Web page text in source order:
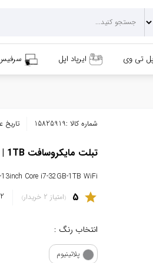
تی وی ایرپاد اپل
شماره کالا :15825919
تبلت مایکروسافت Surface Pro 9 | Core i7 | 32GB RAM | 1TB
Core i7-32GB-1TB WiFi
star
5 امتیاز 2 خریدار 2
انتخاب رنگ :
پلاتینیوم